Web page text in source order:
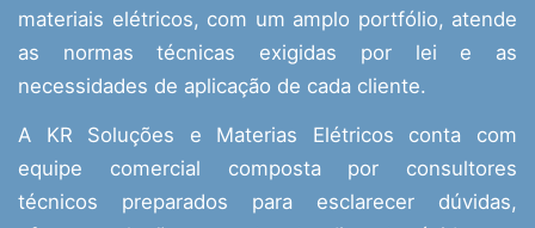
materiais elétricos, com um amplo portfólio, atende
as normas técnicas exigidas por lei e as
necessidades de aplicação de cada cliente.
A KR Soluções e Materias Elétricos conta com
equipe comercial composta por consultores
técnicos preparados para esclarecer dúvidas,